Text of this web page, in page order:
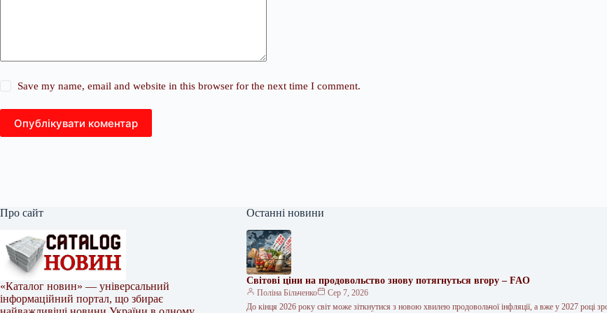
Save my name, email and website in this browser for the next time I comment.
Опублікувати коментар
Про сайт
«Каталог новин» — універсальний
інформаційний портал, що збирає
Останні новини
Світові ціни на продовольство знову потягнуться вгору – FAO
Поліна Більченко
Сер 7, 2026
До кінця 2026 року світ може зіткнутися з новою хвилею продовольчої інфляції, а вже у 2027 році